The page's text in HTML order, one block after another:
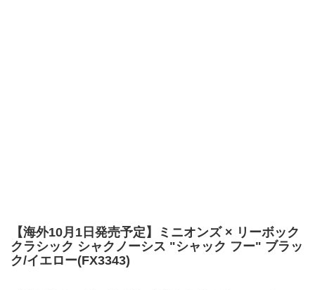
【海外10月1日発売予定】ミニオンズ × リーボック
クラシック シャクノーシス "シャック フー" ブラッ
ク/イエロー(FX3343)